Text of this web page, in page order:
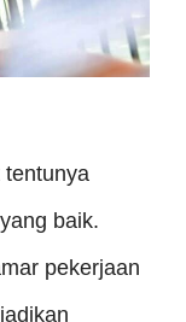
tentunya
baik.
pekerjaan